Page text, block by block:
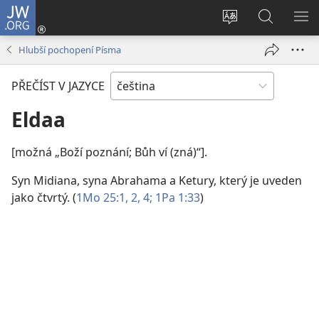
JW.ORG
Změnit
stránek
Přihlásit
se
okno)
Hledat
na
JW.ORG
Hlubší pochopení Písma
PŘEČÍST V JAZYCE
Eldaa
[možná „Boží poznání; Bůh ví (zná)“].
Syn Midiana, syna Abrahama a Ketury, který je uveden
jako čtvrtý. (1Mo 25:1, 2, 4; 1Pa 1:33)